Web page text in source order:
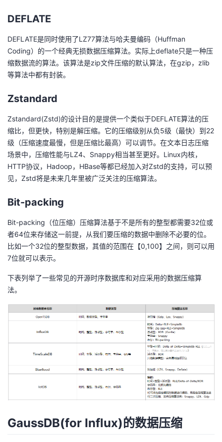
DEFLATE
DEFLATE是同时使用了LZ77算法与哈夫曼编码（Huffman
Coding）的一个经典无损数据压缩算法。实际上deflate只是一种压
缩数据流的算法。该算法是zip文件压缩的默认算法，在gzip，zlib
等算法中都有封装。
Zstandard
Zstandard(Zstd)的设计目的是提供一个类似于DEFLATE算法的压
缩比，但更快，特别是解压缩。它的压缩级别从负5级（最快）到22
级（压缩速度最慢，但是压缩比最高）可以调节。在文本日志压缩
场景中，压缩性能与LZ4、Snappy相当甚至更好。Linux内核，
HTTP协议，Hadoop，HBase等都已经加入对Zstd的支持，可以预
见，Zstd将是未来几年里被广泛关注的压缩算法。
Bit-packing
Bit-packing（位压缩）压缩算法基于不是所有的整型都需要32位或
者64位来存储这一前提，从我们要压缩的数据中删除不必要的位。
比如一个32位的整型数据，其值的范围在【0,100】之间，则可以用
7位就可以表示。
下表列举了一些常见的开源时序数据库和对应采用的数据压缩算
法。
GaussDB(for Influx)的数据压缩